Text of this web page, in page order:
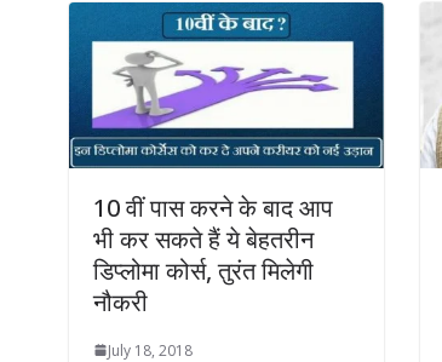
10 वीं पास करने के बाद आप
भी कर सकते हैं ये बेहतरीन
डिप्लोमा कोर्स, तुरंत मिलेगी
नौकरी
July 18, 2018